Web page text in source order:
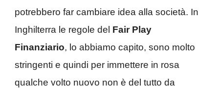
potrebbero far cambiare idea alla società. In
Inghilterra le regole del Fair Play
Finanziario, lo abbiamo capito, sono molto
stringenti e quindi per immettere in rosa
qualche volto nuovo non è del tutto da